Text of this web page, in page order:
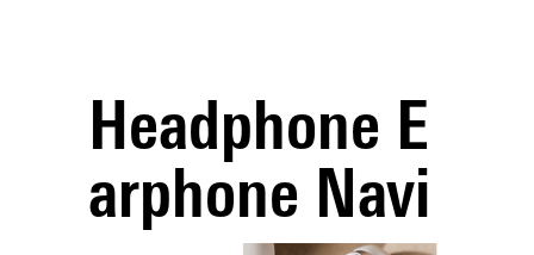
Headphone E
arphone Navi